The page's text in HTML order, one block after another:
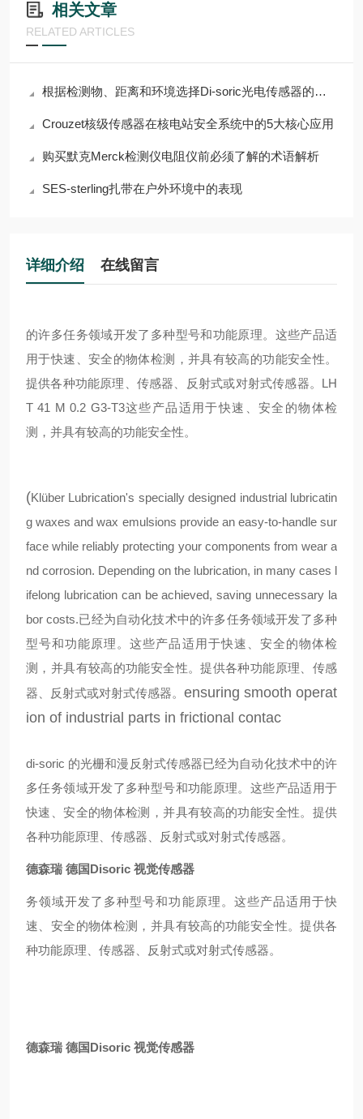
相关文章
RELATED ARTICLES
根据检测物、距离和环境选择Di-soric光电传感器的指南
Crouzet核级传感器在核电站安全系统中的5大核心应用
购买默克Merck检测仪电阻仪前必须了解的术语解析
SES-sterling扎带在户外环境中的表现
详细介绍 在线留言
的许多任务领域开发了多种型号和功能原理。这些产品适
用于快速、安全的物体检测，并具有较高的功能安全性。
提供各种功能原理、传感器、反射式或对射式传感器。 LH
T 41 M 0.2 G3-T3这些产品适用于快速、安全的物体检
测，并具有较高的功能安全性。
(Klüber Lubrication's specially designed industrial lubricatin
g waxes and wax emulsions provide an easy-to-handle sur
face while reliably protecting your components from wear a
nd corrosion. Depending on the lubrication, in many cases l
ifelong lubrication can be achieved, saving unnecessary la
bor costs.已经为自动化技术中的许多任务领域开发了多种
型号和功能原理。这些产品适用于快速、安全的物体检
测，并具有较高的功能安全性。提供各种功能原理、传感
器、反射式或对射式传感器。 ensuring smooth operat
ion of industrial parts in frictional contac
di-soric 的光栅和漫反射式传感器已经为自动化技术中的许
多任务领域开发了多种型号和功能原理。这些产品适用于
快速、安全的物体检测，并具有较高的功能安全性。提供
各种功能原理、传感器、反射式或对射式传感器。
德森瑞 德国Disoric 视觉传感器
务领域开发了多种型号和功能原理。这些产品适用于快
速、安全的物体检测，并具有较高的功能安全性。提供各
种功能原理、传感器、反射式或对射式传感器。
德森瑞 德国Disoric 视觉传感器